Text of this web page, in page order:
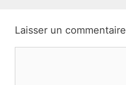
Laisser un commentaire